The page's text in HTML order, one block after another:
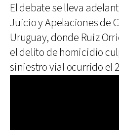
El debate se lleva
Juicio y Apelaciones de
Uruguay, donde Ruiz
el delito de homicidio
siniestro vial ocurrido el